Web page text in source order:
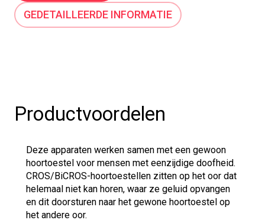
GEDETAILLEERDE INFORMATIE
Productvoordelen
Deze apparaten werken samen met een gewoon
hoortoestel voor mensen met eenzijdige doofheid.
CROS/BiCROS-hoortoestellen zitten op het oor dat
helemaal niet kan horen, waar ze geluid opvangen
en dit doorsturen naar het gewone hoortoestel op
het andere oor.